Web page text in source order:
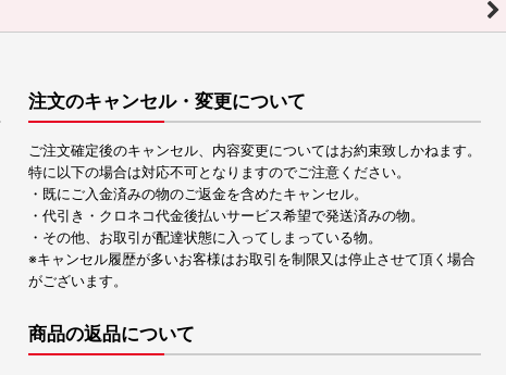
注文のキャンセル・変更について
ご注文確定後のキャンセル、内容変更についてはお約束致しかねます。
特に以下の場合は対応不可となりますのでご注意ください。
・既にご入金済みの物のご返金を含めたキャンセル。
・代引き・クロネコ代金後払いサービス希望で発送済みの物。
・その他、お取引が配達状態に入ってしまっている物。
※キャンセル履歴が多いお客様はお取引を制限又は停止させて頂く場合
がございます。
商品の返品について